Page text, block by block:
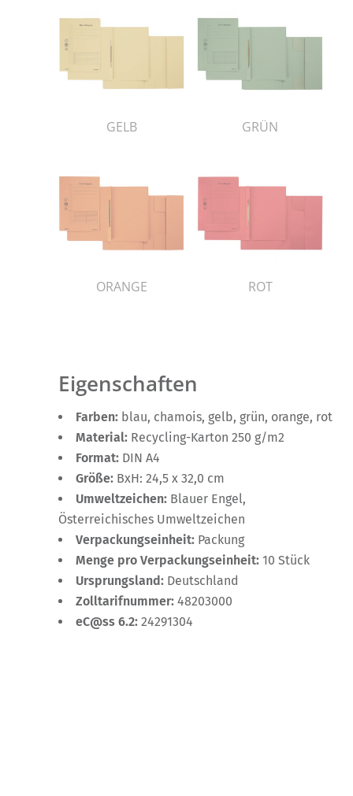
GELB GRÜN
ORANGE ROT
Eigenschaften
Farben: blau, chamois, gelb, grün, orange, rot
Material: Recycling-Karton 250 g/m2
Format: DIN A4
Größe: BxH: 24,5 x 32,0 cm
Umweltzeichen: Blauer Engel,
Österreichisches Umweltzeichen
Verpackungseinheit: Packung
Menge pro Verpackungseinheit: 10 Stück
Ursprungsland: Deutschland
Zolltarifnummer: 48203000
eC@ss 6.2: 24291304